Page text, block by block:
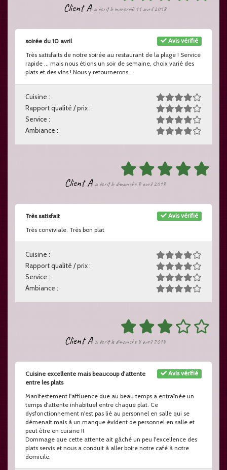
Client A a écrit le mercredi 11 avril 2018
Avis vérifié
soirée du 10 avril
Très satisfaits de notre soirée au restaurant de la plage ! Service
rapide ... mais nous étions un soir de semaine, choix varié des
plats et des vins ! Nous y retournerons ...
Cuisine :
Rapport qualité / prix :
Service :
Ambiance :
Client A a écrit le dimanche 8 avril 2018
Avis vérifié
Très satisfait
Très conviviale. Très bon plat
Cuisine :
Rapport qualité / prix :
Service :
Ambiance :
Client A a écrit le dimanche 8 avril 2018
Avis vérifié
Cuisine excellente mais beaucoup d'attente
entre les plats
Manifestement l'affluence due au beau temps a entraînée un
temps d'attente inhabituel entre chaque plat. Ce
dysfonctionnement n'est pas lié au personnel en salle qui se
démenait mais à un manque évident de personnel en salle et
peut être en cuisine !!
Dommage que cette attente ait gâché un peu l'excellence des
plats servis et nous a conduit à aller boire notre café à notre
domicile.